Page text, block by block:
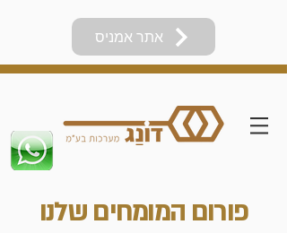
אתר אמניס
פורום המומחים שלנו